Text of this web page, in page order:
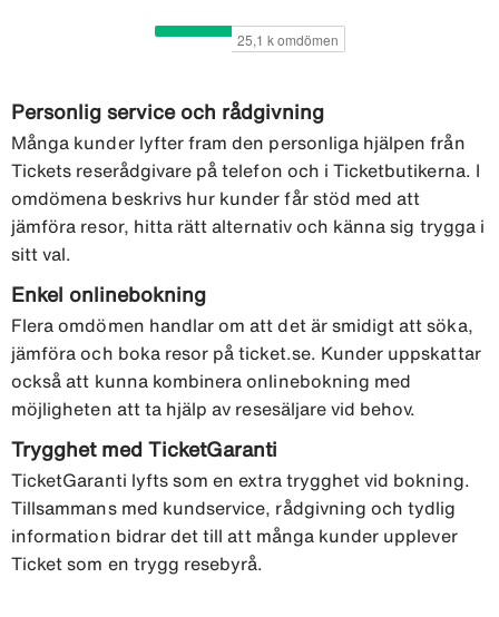
Personlig service och rådgivning
Många kunder lyfter fram den personliga hjälpen från
Tickets reserådgivare på telefon och i Ticketbutikerna. I
omdömena beskrivs hur kunder får stöd med att
jämföra resor, hitta rätt alternativ och känna sig trygga i
sitt val.
Enkel onlinebokning
Flera omdömen handlar om att det är smidigt att söka,
jämföra och boka resor på ticket.se. Kunder uppskattar
också att kunna kombinera onlinebokning med
möjligheten att ta hjälp av resesäljare vid behov.
Trygghet med TicketGaranti
TicketGaranti lyfts som en extra trygghet vid bokning.
Tillsammans med kundservice, rådgivning och tydlig
information bidrar det till att många kunder upplever
Ticket som en trygg resebyrå.